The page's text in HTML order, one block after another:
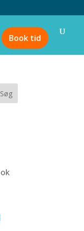
Book tid